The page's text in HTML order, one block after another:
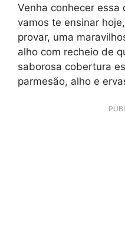
Venha conhecer essa
vamos te ensinar
provar, uma
alho com recheio de
saborosa cobertura
parmesão, alho e